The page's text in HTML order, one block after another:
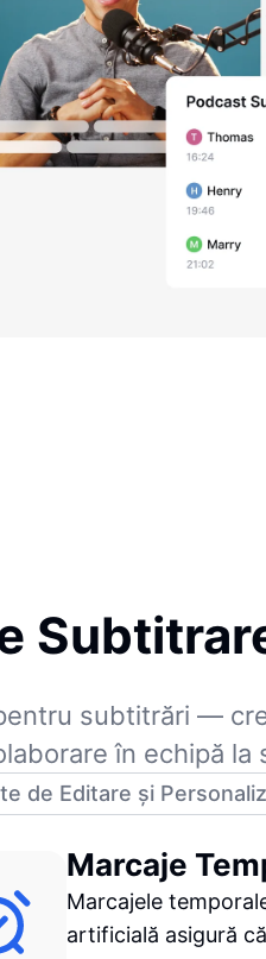
subtitrări —
în echipă la
de Editare și
Marcaje
Marcajele
artificială asigură